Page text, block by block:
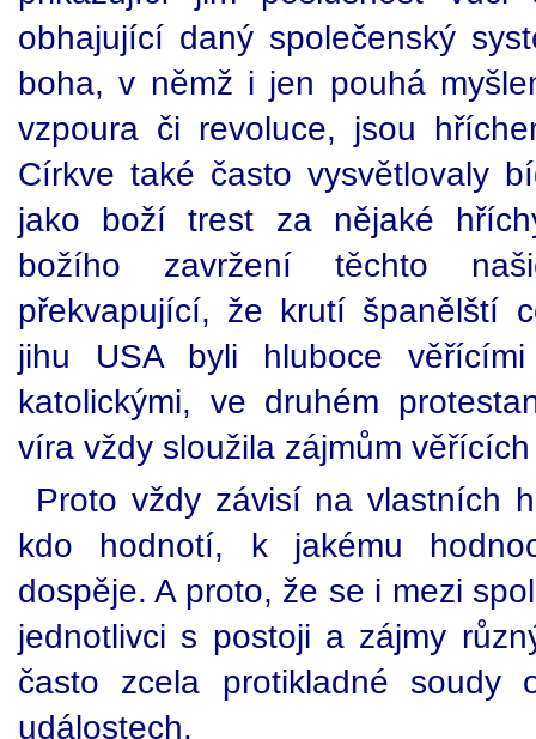
obhajující daný společenský
boha, v němž i jen pouhá
vzpoura či revoluce, jsou
Církve také často vysvětlovaly
jako boží trest za nějaké
božího zavržení těchto
překvapující, že krutí španělští
jihu USA byli hluboce
katolickými, ve druhém
víra vždy sloužila zájmům
Proto vždy závisí na vlastních
kdo hodnotí, k jakému
dospěje. A proto, že se i mezi
jednotlivci s postoji a zájmy
často zcela protikladné soudy
událostech.